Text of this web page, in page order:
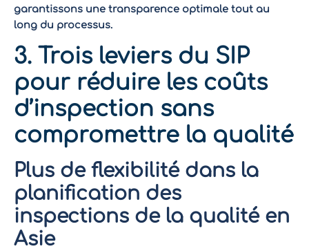
garantissons une transparence optimale tout au
long du processus.
3. Trois leviers du SIP
pour réduire les coûts
d’inspection sans
compromettre la qualité
Plus de flexibilité dans la
planification des
inspections de la qualité en
Asie